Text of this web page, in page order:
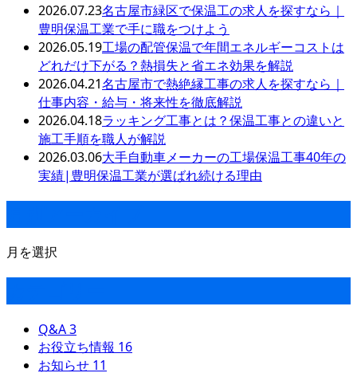
2026.07.23名古屋市緑区で保温工の求人を探すなら｜
豊明保温工業で手に職をつけよう
2026.05.19工場の配管保温で年間エネルギーコストは
どれだけ下がる？熱損失と省エネ効果を解説
2026.04.21名古屋市で熱絶縁工事の求人を探すなら｜
仕事内容・給与・将来性を徹底解説
2026.04.18ラッキング工事とは？保温工事との違いと
施工手順を職人が解説
2026.03.06大手自動車メーカーの工場保温工事40年の
実績|豊明保温工業が選ばれ続ける理由
月を選択
Q&A3
お役立ち情報 16
お知らせ 11